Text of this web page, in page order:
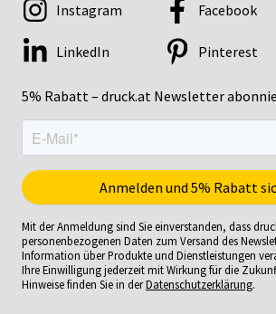
5% Rabatt – druck.at Newsletter
Instagram Facebook
LinkedIn Pinterest
Mit der Anmeldung sind Sie einverstanden, dass
personenbezogenen Daten zum Versand des
Information über Produkte und Dienstleistungen
Ihre Einwilligung jederzeit mit Wirkung für die
Hinweise finden Sie in derDatenschutzerklärung.